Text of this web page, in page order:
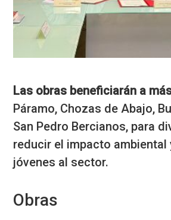
Las obras beneficiarán a
Páramo, Chozas de Abajo,
San Pedro Bercianos, para
reducir el impacto
jóvenes al sector.
Obras